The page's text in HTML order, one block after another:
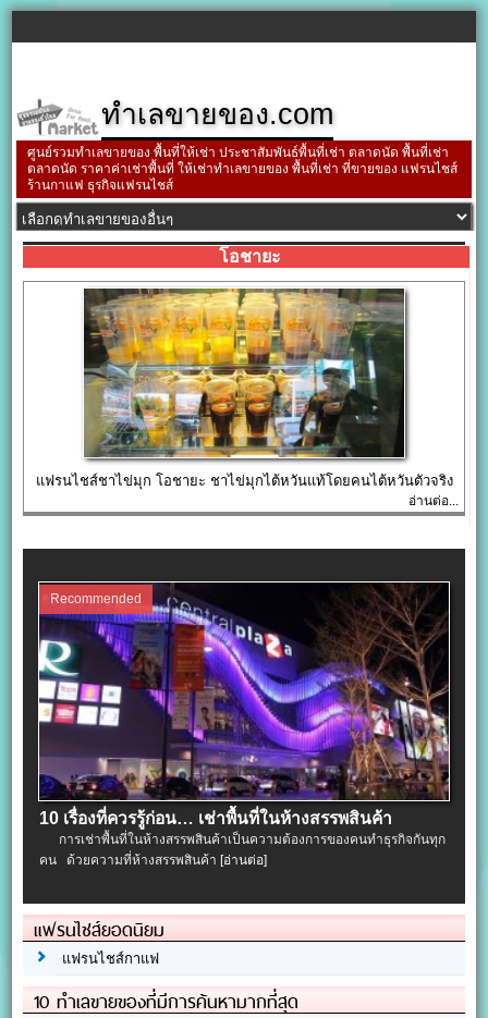
ทำเลขายของ.com
ศูนย์รวมทำเลขายของ พื้นที่ให้เช่า ประชาสัมพันธ์พื้นที่เช่า ตลาดนัด พื้นที่เช่า
ตลาดนัด ราคาค่าเช่าพื้นที่ ให้เช่าทำเลขายของ พื้นที่เช่า ที่ขายของ แฟรนไชส์
ร้านกาแฟ ธุรกิจแฟรนไชส์
โอชายะ
แฟรนไชส์ชาไข่มุก โอชายะ ชาไข่มุกไต้หวันแท้โดยคนไต้หวันตัวจริง
อ่านต่อ...
Recommended
10 เรื่องที่ควรรู้ก่อน… เช่าพื้นที่ในห้างสรรพสินค้า
การเช่าพื้นที่ในห้างสรรพสินค้าเป็นความต้องการของคนทำธุรกิจกันทุก
คน ด้วยความที่ห้างสรรพสินค้า[อ่านต่อ]
แฟรนไชส์ยอดนิยม
แฟรนไชส์กาแฟ
10 ทำเลขายของที่มีการค้นหามากที่สุด